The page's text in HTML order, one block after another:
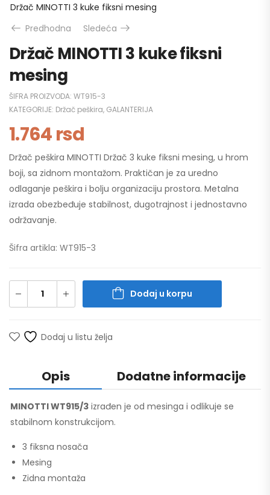
Držač MINOTTI 3 kuke fiksni mesing
Predhodna
Sledeća
Držač MINOTTI 3 kuke fiksni
mesing
ŠIFRA PROIZVODA: WT915-3
KATEGORIJE: Držač peškira, GALANTERIJA
1.764rsd
Držač peškira MINOTTI Držač 3 kuke fiksni mesing, u hrom
boji, sa zidnom montažom. Praktičan je za uredno
odlaganje peškira i bolju organizaciju prostora. Metalna
izrada obezbeđuje stabilnost, dugotrajnost i jednostavno
održavanje.
Šifra artikla: WT915-3
Dodaj u korpu
Dodaj u listu želja
Opis Dodatne informacije
MINOTTI WT915/3 izrađen je od mesinga i odlikuje se
stabilnom konstrukcijom.
3 fiksna nosača
Mesing
Zidna montaža